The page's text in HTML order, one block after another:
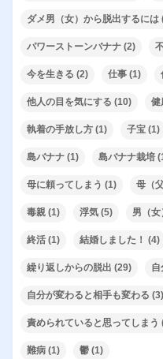
ダメ男（女）から脱出するには
パワーストーンバナナ (2)
今を生きる (2) 仕事 (1)
他人の目を気にする (10) 健
執着の手放し方 (1) 子宝 (1)
島バナナ (1) 島バナナ栽培
母に頼ってしまう (1) 母（
毒親 (1) 浮気 (5) 男（
終活 (1) 結婚しました！ (4)
繰り返しからの脱出 (29) 自
自分が変わると相手も変わる (3)
責められていると思ってしまう
難病 (1) 鬱 (1)